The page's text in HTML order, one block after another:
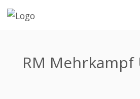
RM Mehrkampf